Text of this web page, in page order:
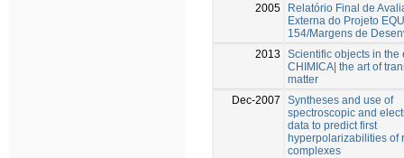
2005
Relatório Final de
Externa do Projeto
154/Margens de
2013
Scientific objects in the
CHIMICA| the art of
matter
Dec-2007
Syntheses and use of
spectroscopic and
data to predict first
hyperpolarizabilities of
complexes